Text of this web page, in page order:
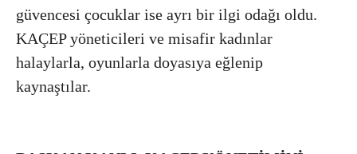
güvencesi çocuklar ise ayrı bir ilgi odağı oldu.
KAÇEP yöneticileri ve misafir kadınlar
halaylarla, oyunlarla doyasıya eğlenip
kaynaştılar.